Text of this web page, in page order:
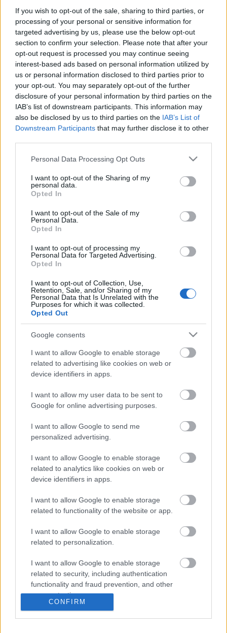
If you wish to opt-out of the sale, sharing to third parties, or
processing of your personal or sensitive information for
targeted advertising by us, please use the below opt-out
section to confirm your selection. Please note that after your
opt-out request is processed you may continue seeing
interest-based ads based on personal information utilized by
us or personal information disclosed to third parties prior to
your opt-out. You may separately opt-out of the further
disclosure of your personal information by third parties on the
IAB’s list of downstream participants. This information may
also be disclosed by us to third parties on the IAB’s List of
Downstream Participants that may further disclose it to other
Please note that this website/app uses one or more Google
not limited to your visit or usage behaviour. You may click to
grant or deny consent to Google and its third-party tags to
use your data for below specified purposes in below Google
consent section.
Personal Data Processing Opt Outs
I want to opt-out of the Sharing of my
personal data.
Opted In
I want to opt-out of the Sale of my
Personal Data.
Opted In
I want to opt-out of processing my
Personal Data for Targeted Advertising.
Opted In
I want to opt-out of Collection, Use,
Retention, Sale, and/or Sharing of my
Personal Data that Is Unrelated with the
Purposes for which it was collected.
Opted Out
Google consents
I want to allow Google to enable storage
related to advertising like cookies on web or
device identifiers in apps.
I want to allow my user data to be sent to
Google for online advertising purposes.
I want to allow Google to send me
personalized advertising.
I want to allow Google to enable storage
related to analytics like cookies on web or
device identifiers in apps.
I want to allow Google to enable storage
related to functionality of the website or app.
I want to allow Google to enable storage
related to personalization.
I want to allow Google to enable storage
related to security, including authentication
functionality and fraud prevention, and other
user protection.
CONFIRM
LEGFRISSEBB
Országos hírek
Megérkezett az eső a Duna vízgyűjtőjére
Megérkezett a rég várt eső a Duna vízgyűjtőjére, a folyó
magyarországi szakaszán azonban továbbra is csak pár
centiméteres vízszintváltozások jellemzőek.
SEGÍTIK A VADÁLLOMÁNYT A SOMOGYI ERDŐKBEN
Aktuális
Országos hírek
Kecskeméten is szakirányú
HÍRDETÉS
LEGOLVASOTTABB
gyógyszertára, ahol pirulák helyett
verseket írnak fel
MotoGP - Ismét hazánk látja vendégül a
világbajnoki mezőnyt
Ikonikus nosztalgiahajókkal
barangolhatja be a Balatont